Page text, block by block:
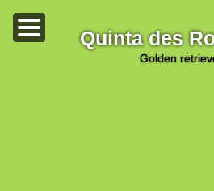
Quinta des
golden